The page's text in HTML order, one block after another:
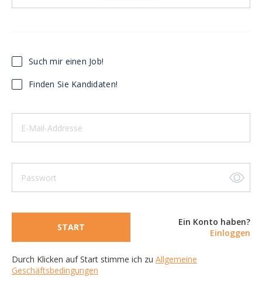
Such mir einen Job!
Finden Sie Kandidaten!
START
Ein Konto haben?
Einloggen
Durch Klicken auf Start stimme ich zu Allgemeine
Geschäftsbedingungen